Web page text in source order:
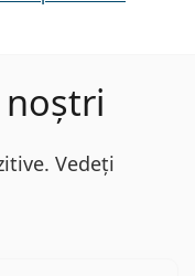
Vedeți